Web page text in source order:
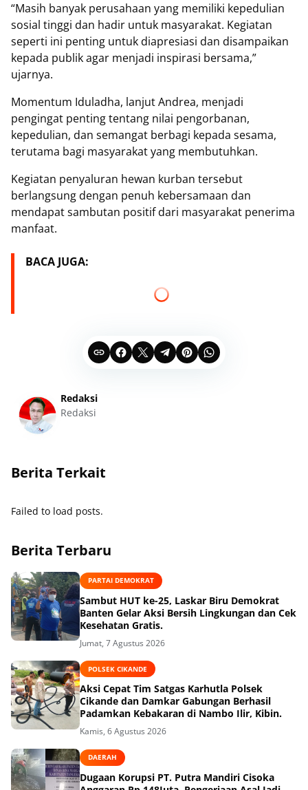
“Masih banyak perusahaan yang memiliki kepedulian
sosial tinggi dan hadir untuk masyarakat. Kegiatan
seperti ini penting untuk diapresiasi dan disampaikan
kepada publik agar menjadi inspirasi bersama,”
ujarnya.
Momentum Iduladha, lanjut Andrea, menjadi
pengingat penting tentang nilai pengorbanan,
kepedulian, dan semangat berbagi kepada sesama,
terutama bagi masyarakat yang membutuhkan.
Kegiatan penyaluran hewan kurban tersebut
berlangsung dengan penuh kebersamaan dan
mendapat sambutan positif dari masyarakat penerima
manfaat.
BACA JUGA:
Redaksi
Redaksi
Berita Terkait
Failed to load posts.
Berita Terbaru
PARTAI DEMOKRAT
Sambut HUT ke-25, Laskar Biru Demokrat
Banten Gelar Aksi Bersih Lingkungan dan Cek
Kesehatan Gratis.
Jumat, 7 Agustus 2026
POLSEK CIKANDE
Aksi Cepat Tim Satgas Karhutla Polsek
Cikande dan Damkar Gabungan Berhasil
Padamkan Kebakaran di Nambo Ilir, Kibin.
Kamis, 6 Agustus 2026
DAERAH
Dugaan Korupsi PT. Putra Mandiri Cisoka